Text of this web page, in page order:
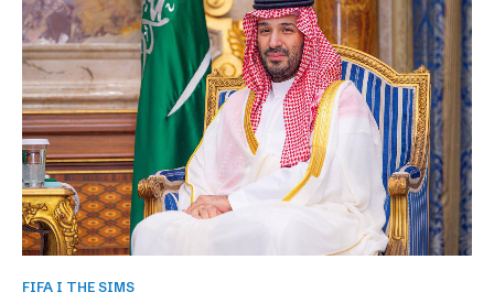
FIFA I THE SIMS